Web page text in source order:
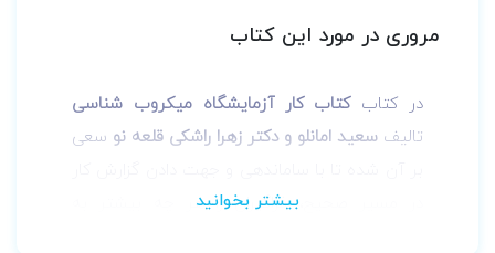
مروری در مورد این کتاب
در کتابکتاب کار آزمایشگاه میکروب شناسی
تالیف سعید امانلو و دکتر زهرا راشکی قلعه نو سعی
در مسیر صحیح، فراگیران را هر چه بیشتر به